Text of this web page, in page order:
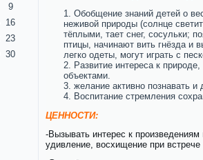
9
16
23
30
Обобщение знаний детей о
неживой природы (солнце
тёплыми, тает снег, сосульки;
птицы, начинают вить гнёзда и
легко одеты, могут играть с
Развитие интереса к
объектами.
желание активно познавать
Воспитание стремления
ЦЕННОСТИ:
-Вызывать интерес к
удивление, восхищение при